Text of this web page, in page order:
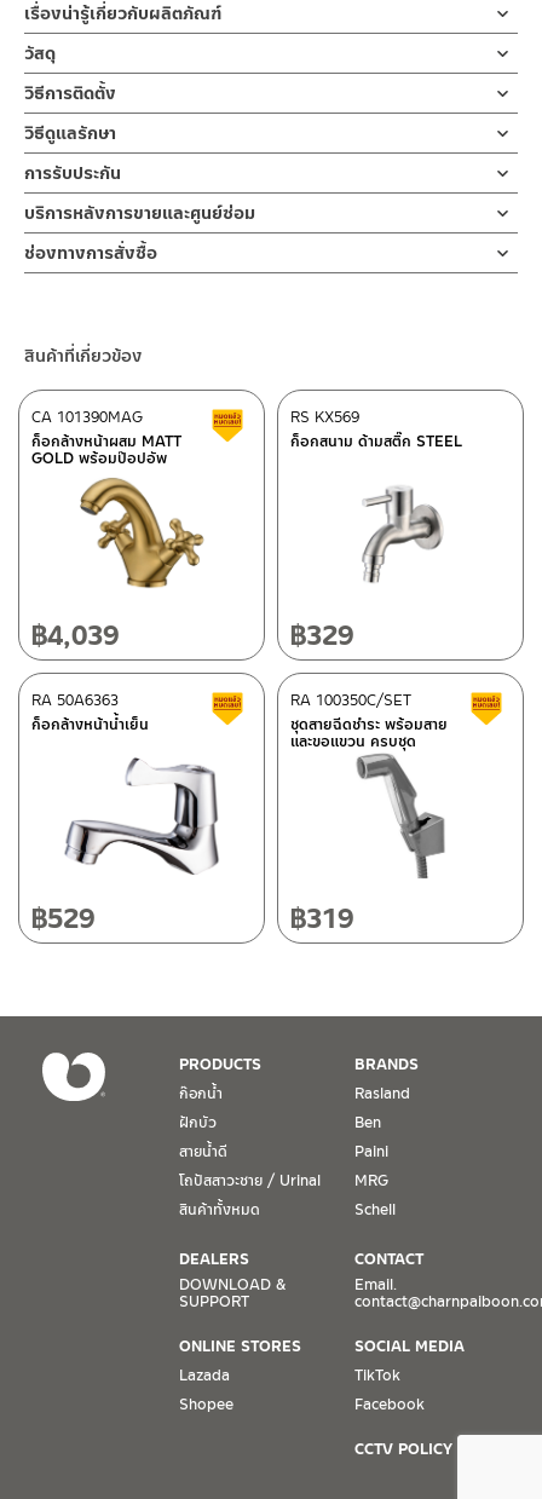
เรื่องน่ารู้เกี่ยวกับผลิตภัณฑ์
สต็อปฝักบัว วาล์วเปิด-ปิดน้ำ ก๊อกฝักบัว หรือวาล์วฝักบัวน้ำเย็น ผลิต
จากสแตนเลส เกรด 304 สีด้าน ก้านเปิด-ปิดแบบก้านปัด ขนาดมาตรา
ฐาน สามารถใส่กับข้อต่อขนาด 1/2 ” ตามมาตราฐานสากล มาพร้อมฝา
ครอบ รับประกันไส้วาล์ว 10 ปี
ก๊อกฝักบัว วาล์วเปิดฝักบัว ผลิตจากสแตนเลส เกรด 304 ด้าน ทนทาน
แข็งแรง ต้านการกัดกร่อนสูง และไม่ขึ้นสนิม ไม่เป็นรอยคราบน้ำ ใช้
สำหรับควบคุมการเปิด-ปิดน้ำ สำหรับน้ำเย็นติดตั้งแบบท่อเดียว ไปยัง
ฝักบัวมือหรือฝักบัวอาบน้ำ การออกแบบ ที่มีมือจับเป็นทรงก้านปัด ให้
ความรู้สึกร่วมสมัย ส่งเสริม ความรู้สึกที่สวยงามและหรูหราของก๊อกใน
ปี เต็ม
วัสดุ
สต็อปฝักบัว
ผลิตจากสแตนเลส
วิธีการติดตั้ง
ข้อแนะนำในการติดตั้ง
ฝักบัว และ ชุดสายฉีดชำระ
สำหรับการติดตั้งใหม่ ให้ไล่ฝุ่น เศษทราย เศษท่อ ออกจากท่อน้ำก่อนติด
ตั้งสินค้า โดยปล่อยน้ำให้ไหลออกจากท่อนาน 1 นาที เพื่อให้แรงน้ำพัด
พาเศษละอองต่างๆ ออกจากท่อน้ำ มิเช่นนั้นสิ่งสกปรกจะเข้าไปภายใน
สินค้าและสร้างความเสียหายได้ หากตรวจพบเศษละอองต่างๆในสินค้า
จะไม่อยู่ในเงื่อนไขการรับประกัน
วิธีดูแลรักษา
คำแนะนำในการดูแลรักษาผลิตภัณฑ์
1. ไม่ทำสินค้าให้เกิดความเสียหายอื่น ๆ นอกจากการใช้งานปกติ เช่นไม่
ทำตก ไม่งัดหรือโยกสินค้าแรงๆ
2. ทำความสะอาดสินค้าโดยการใช้ผ้านุ่มๆชุบน้ำหมาดๆแล้วเช็ดให้แห้ง
3. ห้ามใช้สารเคมีที่มีฤทธิ์เป็นกรด ในการทำความสะอาด เนื่องจากผิว
บนตัวสินค้า ซึ่งจะสร้างความเสียหายให้เกิดขึ้นกับผิวของสินค้าได้
การรับประกัน
ไส้วาล์ว ไม่รั่วซึม 10 ปี
บริการหลังการขายและศูนย์ซ่อม
ช่องทางออนไลน์
– Email: contact@charnpaiboon.com
ศูนย์บริการและอะไหล่ กรุงเทพฯ
662/61-62 ถนน พระราม3 แขวงบางโพงพาง เขตยานนาวา กรุงเทพฯ
โทร: 02-358-0080 / 080-075-8668 / 091-545-0556
ศูนย์บริการและอะไหล่ เชียงใหม่
118/33 โครงการอรสิริน ม.8 ต.สันปูเลย อ.ดอยสะเก็ด เชียงใหม่
วันจันทร์ – วันศุกร์ เวลา 8:30-17:30 น.
วันเสาร์ เวลา 8:30-15:00 น.
1. การรับประกัน จะต้องมีหลักฐานการซื้อ หรือ ใบเสร็จ โดยทางบริษัทฯ
ขอตรวจสอบโดยนับวันซื้อขายเป็นสำคัญ ทางบริษัทฯ ไม่สามารถให้
เงื่อนไขการรับประกันสินค้าได้ หากไม่มีเอกสารดังกล่าว
2. การรับประกันสินค้า จะรับประกันฉพาะสินค้าที่อยู่ในสภาพการใช้งาน
ปกติ หากมีตำหนิ ชำรุด ร้าว ตกพื้น หรือสภาพภายนอกอยู่ในสภาพที่ใช้
3. การรับประกันสินค้า จะรับประกันเฉพาะชิ้นส่วนที่แจ้ง เช่น ก๊อกน้ำ จะ
รับประกันเฉพาะวาล์วก๊อกน้ำไม่รั่วซึม ดังนั้นการรับประกันจะเป็นการ
เปลี่ยนเฉพาะชิ้นส่วนที่รับประกันนั้นๆ
4. ในกรณีที่ทางบริษัทฯ ต้องชดเชยสินค้าชิ้นใหม่ให้ลูกค้า ทางบริษัทฯ จะ
ไม่ได้จัดหาช่างในการติดตั้งใหม่ หรือจัดหาช่างในการรื้อถอนสินค้าที่เสีย
หายให้กับลูกค้า หากมีวัสดุอุปกรณ์ที่เกี่ยวเนื่องกับสินค้าของบริษัทฯ ที่มี
ช่องทางการสั่งซื้อ
– Shopee
–Lazada
–ซื้อสินค้าชิ้นนี้บน Shopee>> คลิกที่นี่<<
–ซื้อสินค้าชิ้นนี้บน Lazada
ติดต่อพนักงานขาย / Contact Sales Staff
โทร: 02-285-5795
@charnpaiboon.sales
ติดต่อ ชาญไพบูลย์ / Contact Us
สินค้าที่เกี่ยวข้อง
ก็อกล้างหน้าผสม MATT
GOLD พร้อมป๊อปอัพ
CA 101390MAG สินค้าลดราคา เคลียร์สต็อก
฿4,039
ก็อกสนาม ด้ามสติ๊ก STEEL
RS KX569
฿329
ก็อกล้างหน้าน้ำเย็น
RA 50A6363 สินค้าลดราคา เคลียร์สต็อก
฿529
ชุดสายฉีดชำระ พร้อมสาย
และขอแขวน ครบชุด
RA 100350C/SET
฿319
PRODUCTS
ก๊อกน้ำ
ฝักบัว
สายน้ำดี
โถปัสสาวะชาย / Urinal
สินค้าทั้งหมด
BRANDS
Rasland
Ben
Paini
MRG
Schell
DEALERS
DOWNLOAD &
SUPPORT
ONLINE STORES
Lazada
Shopee
CONTACT
Email.
SOCIAL MEDIA
TikTok
Facebook
CCTV POLICY